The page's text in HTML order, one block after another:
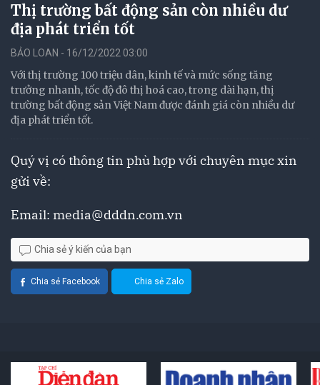
Thị trường bất động sản còn nhiều dư
địa phát triển tốt
BẢO LOAN - 16/12/2022 03:00
Với thị trường 100 triệu dân, kinh tế và mức sống tăng
trưởng nhanh, tốc độ đô thị hoá cao, trong dài hạn, thị
trường bất động sản Việt Nam được đánh giá còn nhiều dư
địa phát triển tốt.
Quý vị có thông tin phù hợp với chuyên mục xin
gửi về:
Email: media@dddn.com.vn
Chia sẻ ý kiến của bạn
Chia sẻ Facebook Chia sẻ Zalo